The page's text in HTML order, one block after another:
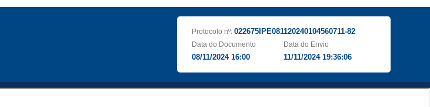
Protocolo nº: 022675IPE081120240104560711-82
Data do Documento
08/11/2024 16:00
Data do Envio
11/11/2024 19:36:06